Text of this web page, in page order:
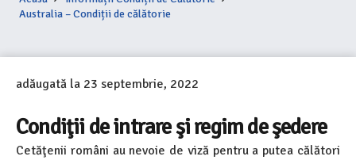
Australia – Condiții de călătorie
adăugată la 23 septembrie, 2022
Condiţii de intrare şi regim de şedere
Cetăţenii români au nevoie de viză pentru a putea călători